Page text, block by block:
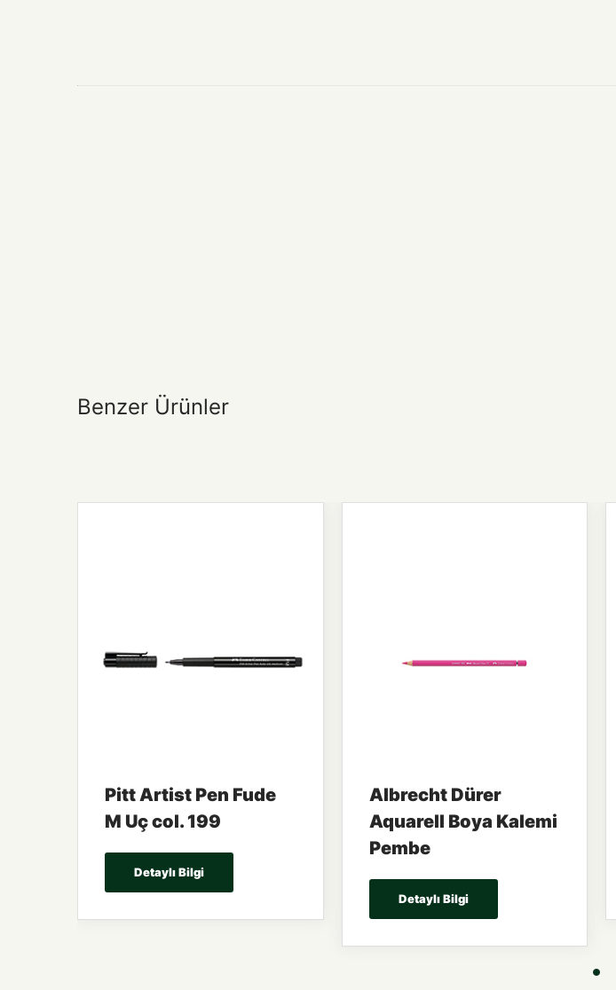
Benzer Ürünler
Pitt Artist Pen Fude
M Uç col. 199
Detaylı Bilgi
Albrecht Dürer
Aquarell Boya Kalemi
Pembe
Detaylı Bilgi